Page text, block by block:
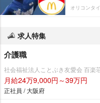
オリコンタ
求人特集
介護職
社会福祉法人ことぶき友愛会 百楽
月給24万9,000円～39万円
正社員 / 大阪府